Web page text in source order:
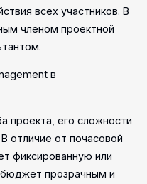
всех участников. В
членом проектной
в
проекта, его сложности
отличие от почасовой
фиксированную или
прозрачным и